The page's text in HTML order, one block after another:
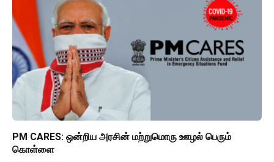
PM CARES: ஒன்றிய அரசின் மற்றுமொரு ஊழல் பெரும்
கொள்ளை